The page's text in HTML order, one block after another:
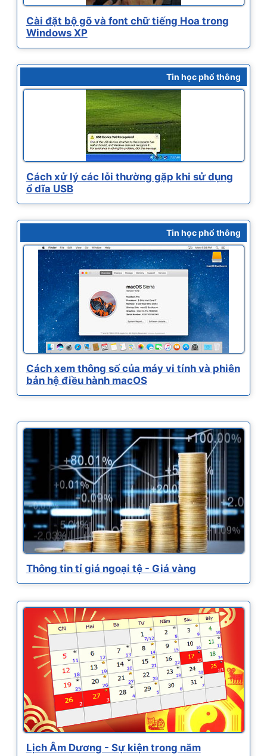
Cài đặt bộ gõ và font chữ tiếng Hoa trong
Windows XP
Tin học phổ thông
Cách xử lý các lỗi thường gặp khi sử dụng
ổ dĩa USB
Tin học phổ thông
Cách xem thông số của máy vi tính và phiên
bản hệ điều hành macOS
Thông tin tỉ giá ngoại tệ - Giá vàng
Lịch Âm Dương - Sự kiện trong năm